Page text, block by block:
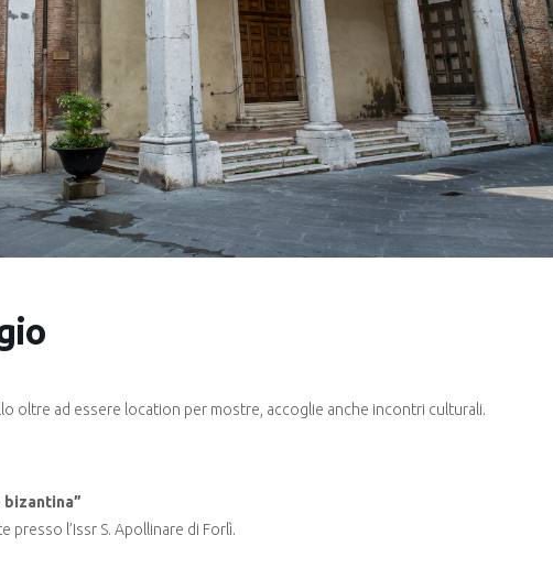
oltre ad essere location per mostre, accoglie anche incontri culturali.
bizantina”
presso l’Issr S. Apollinare di Forlì.